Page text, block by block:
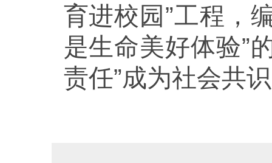
育进校园”工程，
是生命美好体验”
责任”成为社会共